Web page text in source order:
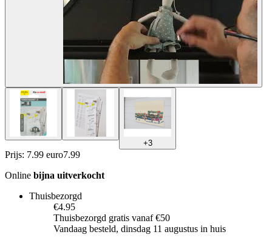
+3
Prijs: 7.99 euro7.99
Online bijna uitverkocht
Thuisbezorgd
€4.95
Thuisbezorgd gratis vanaf €50
Vandaag besteld, dinsdag 11 augustus in huis